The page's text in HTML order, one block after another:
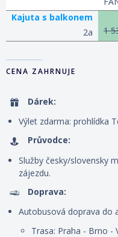
Kajuta s balkonem
2a
1
CENA ZAHRNUJE
Dárek:
Výlet zdarma: prohlídka
Průvodce:
Služby česky/slovensky
zájezdu.
Doprava:
Autobusová doprava do
Trasa: Praha - Brno -